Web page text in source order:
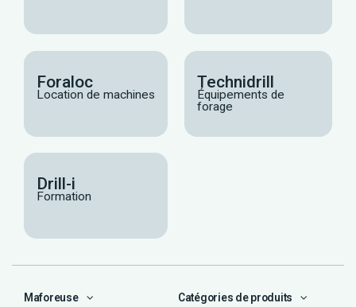
Foraloc
Location de machines
Technidrill
Équipements de
forage
Drill-i
Formation
Maforeuse Catégories de produits